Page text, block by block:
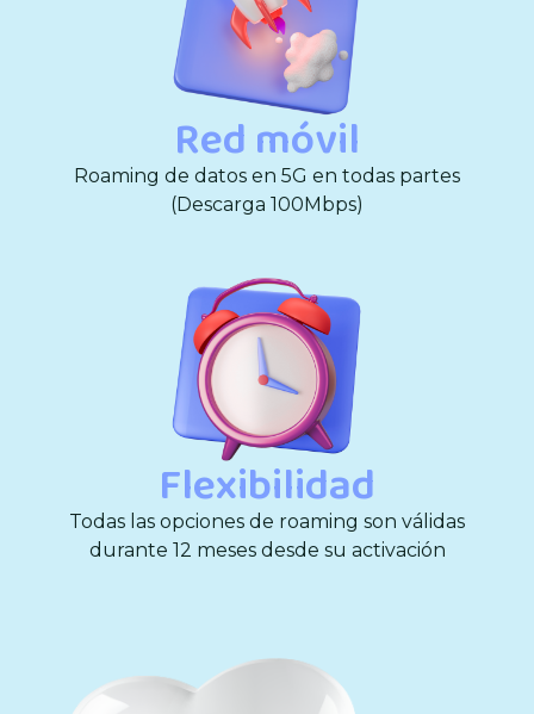
Red móvil
Roaming de datos en 5G en todas partes
(Descarga 100Mbps)
Flexibilidad
Todas las opciones de roaming son válidas
durante 12 meses desde su activación